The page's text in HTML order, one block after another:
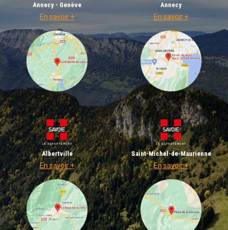
Annecy - Genève
En savoir +
Annecy
En savoir +
Albertville
En savoir +
Saint-Michel-de-Maurienne
En savoir +